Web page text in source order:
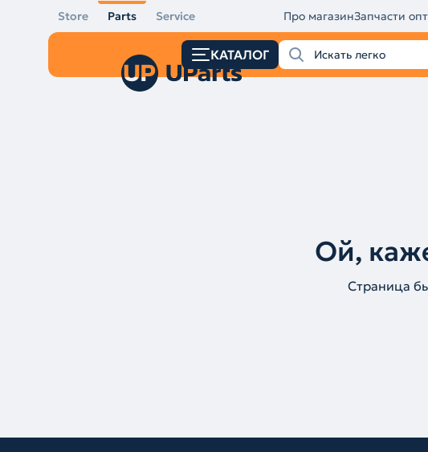
Store Parts Service Про магазинЗапчасти
КАТАЛОГ
Ой,
Страница